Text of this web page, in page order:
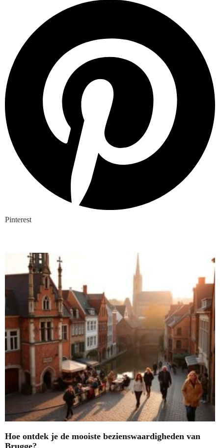
Pinterest
Hoe ontdek je de mooiste bezienswaardigheden van
Brugge?